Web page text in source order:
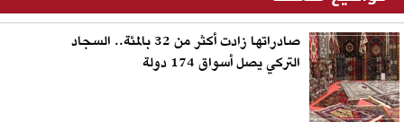
صادراتها زادت أكثر من 32 بالمئة.. السجاد
التركي يصل أسواق 174 دولة